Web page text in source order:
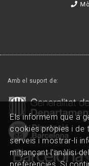
Amb el suport de:
Els informem que a
cookies pròpies i de
serveis i mostrar-li
mitjançant l'anàlisi